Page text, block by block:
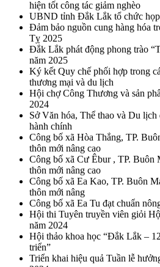
hiện tốt công tác giảm nghèo
UBND tỉnh Đắk Lắk tổ chức
Đảm bảo nguồn cung hàng hóa
Tỵ 2025
Đắk Lắk phát động phong trào
năm 2025
Ký kết Quy chế phối hợp trong
thương mại và du lịch
Hội chợ Công Thương và sản
2024
Sở Văn hóa, Thể thao và Du lịch
hành chính
Công bố xã Hòa Thắng, TP.
thôn mới nâng cao
Công bố xã Cư Êbur , TP. Buôn
thôn mới nâng cao
Công bố xã Ea Kao, TP. Buôn
thôn mới nâng
Công bố xã Ea Tu đạt chuẩn
Hội thi Tuyên truyền viên giỏi
năm 2024
Hội thảo khoa học “Đắk Lắk –
triển”
Triển khai hiệu quả Tuần lễ